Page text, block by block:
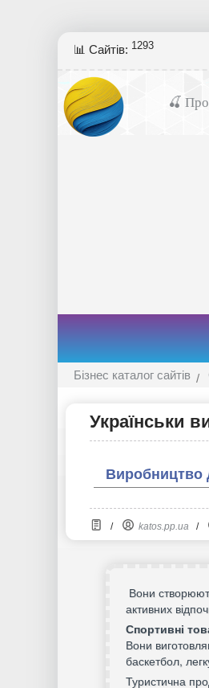
📊 Сайтів: 1293
🍒
Бізнес каталог сайтів
Українськи
Виробництво
/ katos.pp.ua /
Вони
активних
Спортивні
Вони
баскетбол,
Туристична